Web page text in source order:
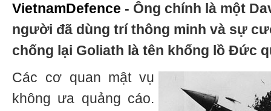
VietnamDefence - Ông chính là một
người đã dùng trí thông minh và sự
chống lại Goliath là tên khổng lồ Đức
Các cơ quan mật vụ
không ưa quảng cáo.